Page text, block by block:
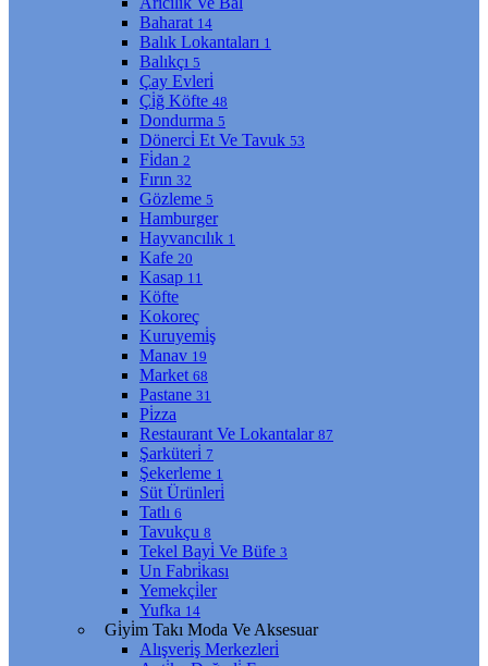
Baharat 14
Balık Lokantaları 1
Balıkçı 5
Çay Evleri̇
Çi̇ğ Köfte 48
Dondurma 5
Dönerci̇ Et Ve Tavuk 53
Fi̇dan 2
Fırın 32
Gözleme 5
Hamburger
Hayvancılık 1
Kafe 20
Kasap 11
Köfte
Kokoreç
Kuruyemi̇ş
Manav 19
Market 68
Pastane 31
Pi̇zza
Restaurant Ve Lokantalar 87
Şarküteri̇ 7
Şekerleme 1
Süt Ürünleri̇
Tatlı 6
Tavukçu 8
Tekel Bayi̇ Ve Büfe 3
Un Fabri̇kası
Yemekçi̇ler
Yufka 14
Gi̇yi̇m Takı Moda Ve Aksesuar
Alışveri̇ş Merkezleri̇